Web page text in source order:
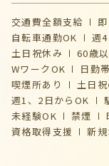
交通費全額支給
自転車通勤OK
週
土日祝休み
60歳
WワークOK
日勤
喫煙所あり
土日
週1、2日からOK
未経験OK
禁煙
資格取得支援
新